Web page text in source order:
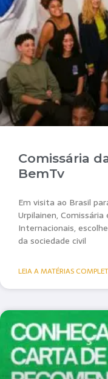
Comissária
BemTv
Em visita ao Brasil
Urpilainen,
Internacionais,
da sociedade civil
LEIA A MATÉRIAS